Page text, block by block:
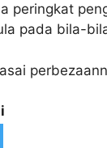
peringkat
pada bila-